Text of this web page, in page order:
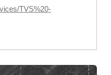
TVS%20-